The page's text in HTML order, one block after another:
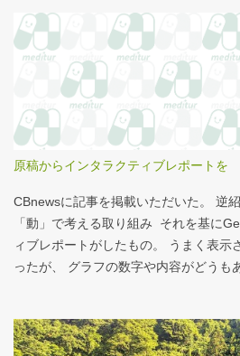
気になっていた。お腹の肉がだいぶた
せいもあるのではないかと。 シナモン
http://www.starbucks.co.jp/allergy/pdf/
ビった。これはまずい。下手な食事以
556kcalがどのくらいヤバイのか、ス
マクドナルドで考えてみる。（ちなみ
とカロリーがほぼ同じもの（530kcal～
ルド商品から２つ選んでください ハン
ルクォーターパウンダー・チーズ フ
ックバーガー マックフライポテト（S)
マックフライポテト（L) 正解は続きで
原稿からインタラクティブレポートを
CBnewsに記事を掲載いただいた。 逆
「動」で考える取り組み それを基に
ィブレポートがしたもの。 うまく表示
ったが、 グラフの数字や内容がどうも
みの比較 患者の視点 解決策 なぜ「逆